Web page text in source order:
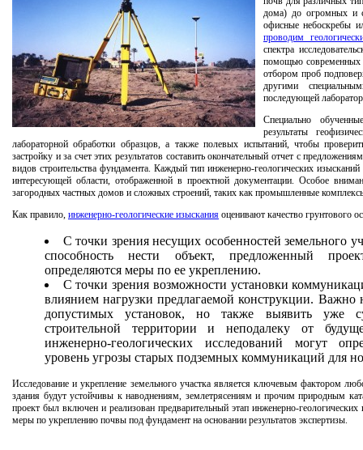
дома) до огромных и
офисные небоскребы
проводим
спектра
помощью современных
отбором проб
другими
последующей
Специально
результаты
лабораторной обработки образцов, а также полевых испытаний, чтобы
застройку и за счет этих результатов составить окончательный отчет с
видов строительства фундамента. Каждый тип инженерно-геологических изысканий
интересующей области, отображенной в проектной документации. Особое
загородных частных домов и сложных строений, таких как промышленные
Как правило, инженерно-геологические изыскания оценивают качество грунтового
С точки зрения несущих особенностей земельного
способность нести объект, предложенный
определяются меры по ее укреплению.
С точки зрения возможности установки
влиянием нагрузки предлагаемой конструкции. Важно
допустимых установок, но также выявить уже
строительной территории и неподалеку от
инженерно-геологических исследований могут
уровень угрозы старых подземных коммуникаций для
Исследование и укрепление земельного участка является ключевым фактором
здания будут устойчивы к наводнениям, землетрясениям и прочим природным
проект был включен и реализован предварительный этап инженерно-
меры по укреплению почвы под фундамент на основании результатов экспертизы.